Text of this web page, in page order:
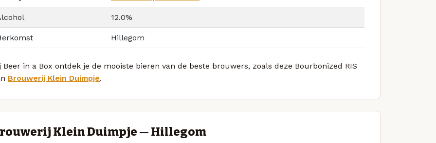
12.0%
Hillegom
Beer in a Box ontdek je de mooiste bieren van de beste brouwers, zoals deze Bourbonized RIS
Brouwerij Klein Duimpje.
Klein Duimpje — Hillegom